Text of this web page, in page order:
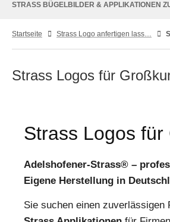
STRASS BÜGELBILDER & APPLIKATIONEN
Startseite Strass Logo anfertigen lassen
Strass Logos für
Strass Logos
Adelshofener-Strass® –
Eigene Herstellung in
Sie suchen einen zuverlässigen